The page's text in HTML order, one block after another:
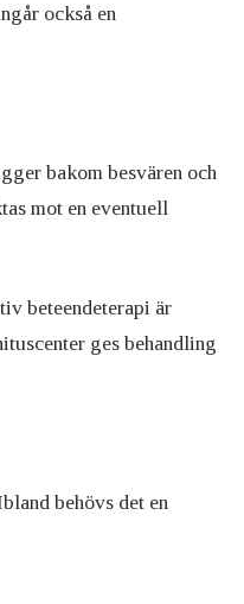
också en
bakom besvären och
mot en eventuell
beteendeterapi är
ges behandling
behövs det en